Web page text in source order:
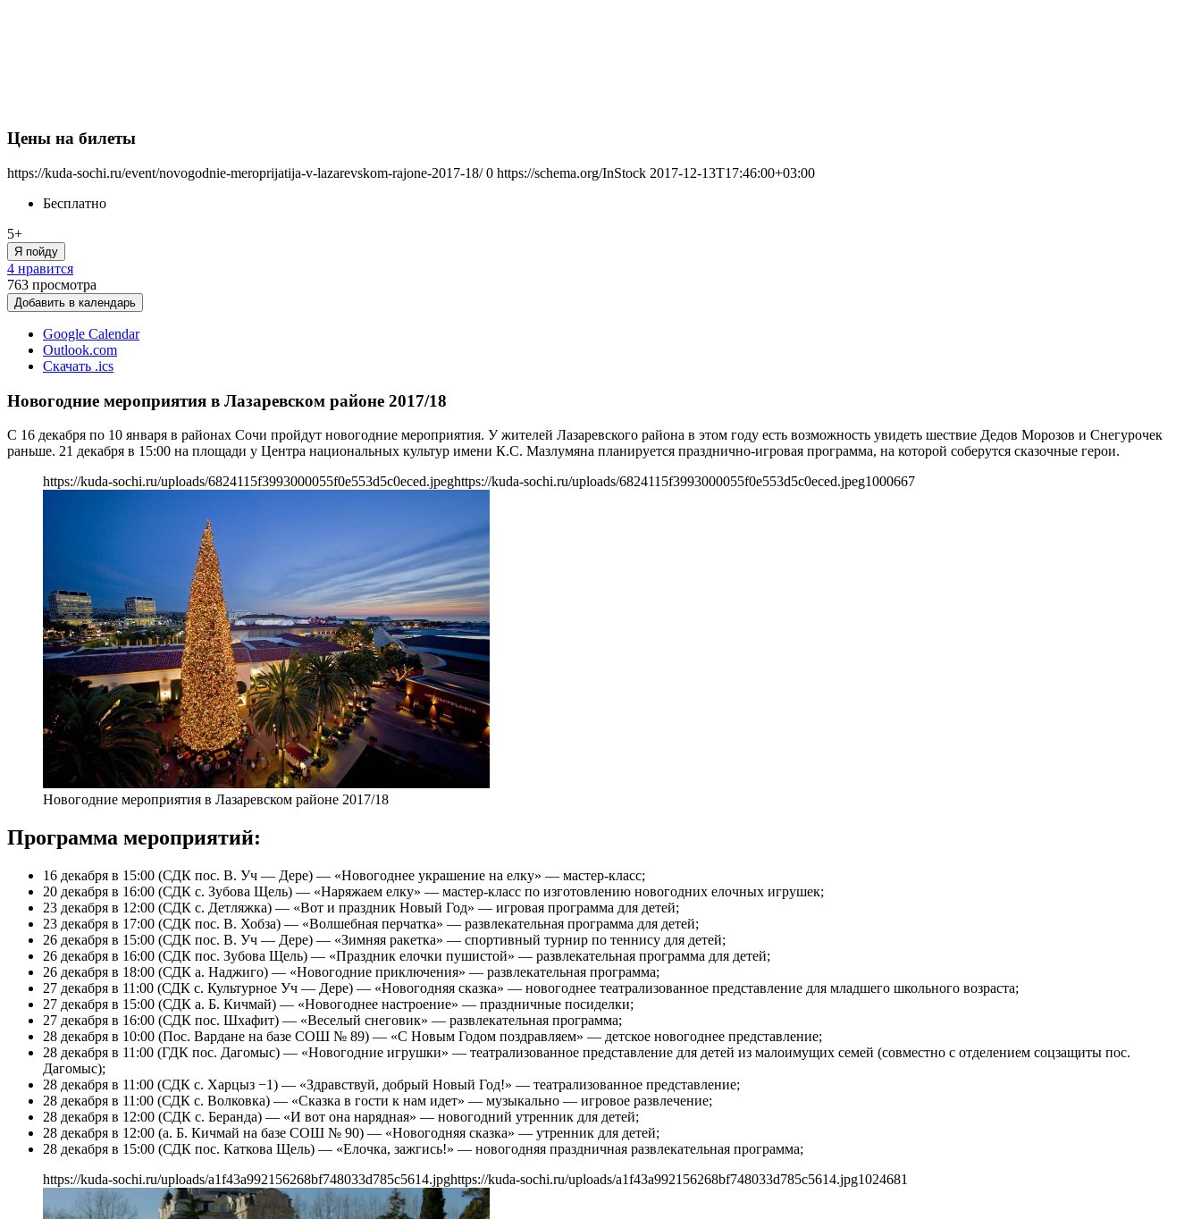
Цены на билеты
https://kuda-sochi.ru/event/novogodnie-meroprijatija-v-lazarevskom-rajone-2017-18/ 0 https://schema.org/InStock 2017-12-13T17:46:00+03:00
Бесплатно
5+
Я пойду
4 нравится
763 просмотра
Добавить в календарь
Google Calendar
Outlook.com
Скачать .ics
Новогодние мероприятия в Лазаревском районе 2017/18
С 16 декабря по 10 января в районах Сочи пройдут новогодние мероприятия. У жителей Лазаревского района в этом году есть возможность увидеть шествие Дедов Морозов и Снегурочек
раньше. 21 декабря в 15:00 на площади у Центра национальных культур имени К.С. Мазлумяна планируется празднично-игровая программа, на которой соберутся сказочные герои.
https://kuda-sochi.ru/uploads/6824115f3993000055f0e553d5c0eced.jpeghttps://kuda-sochi.ru/uploads/6824115f3993000055f0e553d5c0eced.jpeg1000667
Новогодние мероприятия в Лазаревском районе 2017/18
Программа мероприятий:
16 декабря в 15:00 (СДК пос. В. Уч — Дере) — «Новогоднее украшение на елку» — мастер-класс;
20 декабря в 16:00 (СДК с. Зубова Щель) — «Наряжаем елку» — мастер-класс по изготовлению новогодних елочных игрушек;
23 декабря в 12:00 (СДК с. Детляжка) — «Вот и праздник Новый Год» — игровая программа для детей;
23 декабря в 17:00 (СДК пос. В. Хобза) — «Волшебная перчатка» — развлекательная программа для детей;
26 декабря в 15:00 (СДК пос. В. Уч — Дере) — «Зимняя ракетка» — спортивный турнир по теннису для детей;
26 декабря в 16:00 (СДК пос. Зубова Щель) — «Праздник елочки пушистой» — развлекательная программа для детей;
26 декабря в 18:00 (СДК а. Наджиго) — «Новогодние приключения» — развлекательная программа;
27 декабря в 11:00 (СДК с. Культурное Уч — Дере) — «Новогодняя сказка» — новогоднее театрализованное представление для младшего школьного возраста;
27 декабря в 15:00 (СДК а. Б. Кичмай) — «Новогоднее настроение» — праздничные посиделки;
27 декабря в 16:00 (СДК пос. Шхафит) — «Веселый снеговик» — развлекательная программа;
28 декабря в 10:00 (Пос. Вардане на базе СОШ № 89) — «С Новым Годом поздравляем» — детское новогоднее представление;
28 декабря в 11:00 (ГДК пос. Дагомыс) — «Новогодние игрушки» — театрализованное представление для детей из малоимущих семей (совместно с отделением соцзащиты пос.
Дагомыс);
28 декабря в 11:00 (СДК с. Харцыз −1) — «Здравствуй, добрый Новый Год!» — театрализованное представление;
28 декабря в 11:00 (СДК с. Волковка) — «Сказка в гости к нам идет» — музыкально — игровое развлечение;
28 декабря в 12:00 (СДК с. Беранда) — «И вот она нарядная» — новогодний утренник для детей;
28 декабря в 12:00 (а. Б. Кичмай на базе СОШ № 90) — «Новогодняя сказка» — утренник для детей;
28 декабря в 15:00 (СДК пос. Каткова Щель) — «Елочка, зажгись!» — новогодняя праздничная развлекательная программа;
https://kuda-sochi.ru/uploads/a1f43a992156268bf748033d785c5614.jpghttps://kuda-sochi.ru/uploads/a1f43a992156268bf748033d785c5614.jpg1024681